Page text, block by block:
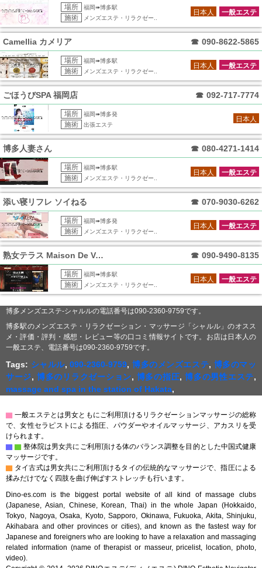
場所 福岡➠博多駅
施術 メンズエステ・リラクゼー..
一般エステ
日本人
Camellia カメリア ☎ 090-8622-5865
場所 福岡➠博多駅
施術 メンズエステ・リラクゼー..
一般エステ
日本人
ごほうびSPA 福岡店 ☎ 092-717-7774
場所 福岡➠博多発
施術 出張エステ
日本人
博多人妻さん ☎ 080-4271-1414
場所 福岡➠博多駅
施術 メンズエステ・リラクゼー..
一般エステ
日本人
添い寝リフレ ソイねる ☎ 070-9030-6262
場所 福岡➠博多発
施術 メンズエステ・リラクゼー..
一般エステ
日本人
熟女テラス Maison De Voce ☎ 090-9490-8135
場所 福岡➠博多駅
施術 メンズエステ・リラクゼー..
一般エステ
日本人
博多メンズエステ-シャルルの電話番号は090-2360-9759です。
博多駅のメンズエステ・リラクゼーション・マッサージ「シャルル」のオスス
メ・評価・評判・感想・レビュー等の口コミ情報サイトです。お店は日本人の
一般エステ、電話番号は090-2360-9759です。
Tags: シャルル,090-2360-9759,博多のメンズエステ, 博多のマッ
サージ, 博多のリラクゼーション, 博多の指圧,博多の男性エステ,
massage and spa in the station of Hakata,
▇ 一般エステとは男女ともにご利用頂けるリラクゼーションマッサージの総称
で、女性セラピストによる指圧、パウダーやオイルマッサージ、アカスリを受
けられます。
▇ ▇ 整体院は男女共にご利用頂ける体のバランス調整を目的とした中国式健康
マッサージです。
▇ タイ古式は男女共にご利用頂けるタイの伝統的なマッサージで、指圧による
揉みだけでなく四肢を曲げ伸ばすストレッチも行います。
Dino-es.com is the biggest portal website of all kind of massage clubs
(Japanese, Asian, Chinese, Korean, Thai) in the whole Japan (Hokkaido,
Tokyo, Nagoya, Osaka, Kyoto, Sapporo, Okinawa, Fukuoka, Akita, Shinjuku,
Akihabara and other provinces or cities), and known as the fastest way for
Japanese and foreigners who are looking to have a relaxation and massaging
related information (name of therapist or masseur, pricelist, location, photo,
video).